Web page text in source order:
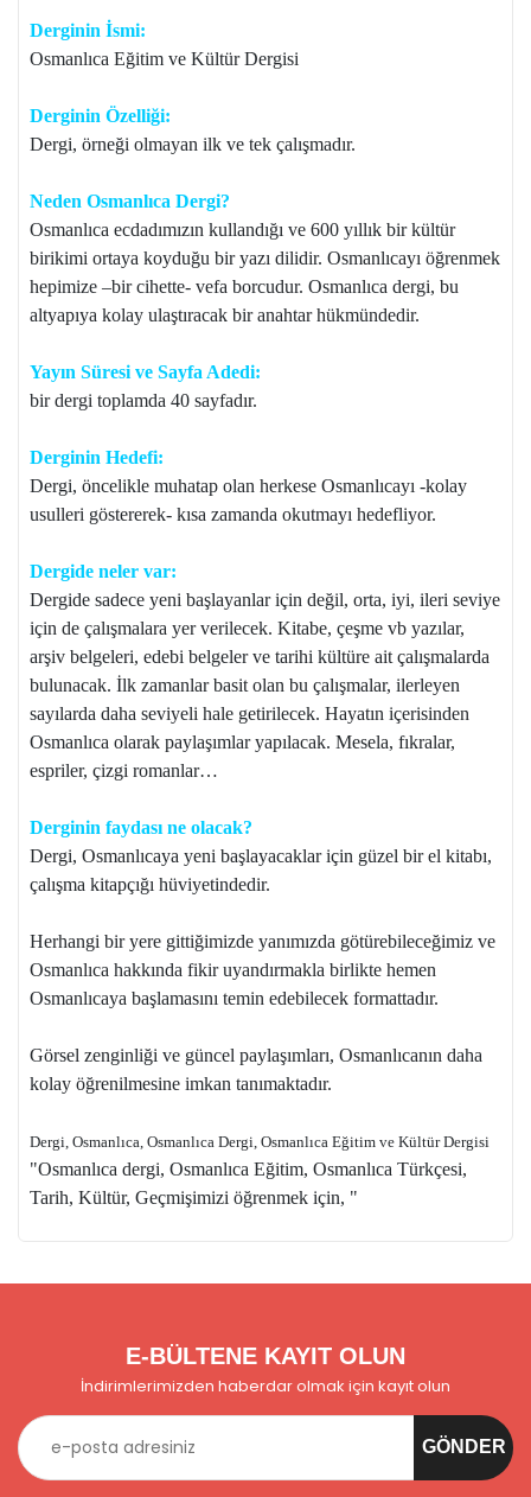
Derginin İsmi:
Osmanlıca Eğitim ve Kültür Dergisi
Derginin Özelliği:
Dergi, örneği olmayan ilk ve tek çalışmadır.
Neden Osmanlıca Dergi?
Osmanlıca ecdadımızın kullandığı ve 600 yıllık bir kültür
birikimi ortaya koyduğu bir yazı dilidir. Osmanlıcayı öğrenmek
hepimize –bir cihette- vefa borcudur. Osmanlıca dergi, bu
altyapıya kolay ulaştıracak bir anahtar hükmündedir.
Yayın Süresi ve Sayfa Adedi:
bir dergi toplamda 40 sayfadır.
Derginin Hedefi:
Dergi, öncelikle muhatap olan herkese Osmanlıcayı -kolay
usulleri göstererek- kısa zamanda okutmayı hedefliyor.
Dergide neler var:
Dergide sadece yeni başlayanlar için değil, orta, iyi, ileri seviye
için de çalışmalara yer verilecek. Kitabe, çeşme vb yazılar,
arşiv belgeleri, edebi belgeler ve tarihi kültüre ait çalışmalarda
bulunacak. İlk zamanlar basit olan bu çalışmalar, ilerleyen
sayılarda daha seviyeli hale getirilecek. Hayatın içerisinden
Osmanlıca olarak paylaşımlar yapılacak. Mesela, fıkralar,
espriler, çizgi romanlar…
Derginin faydası ne olacak?
Dergi, Osmanlıcaya yeni başlayacaklar için güzel bir el kitabı,
çalışma kitapçığı hüviyetindedir.
Herhangi bir yere gittiğimizde yanımızda götürebileceğimiz ve
Osmanlıca hakkında fikir uyandırmakla birlikte hemen
Osmanlıcaya başlamasını temin edebilecek formattadır.
Görsel zenginliği ve güncel paylaşımları, Osmanlıcanın daha
kolay öğrenilmesine imkan tanımaktadır.
Dergi, Osmanlıca, Osmanlıca Dergi, Osmanlıca Eğitim ve Kültür Dergisi
"Osmanlıca dergi, Osmanlıca Eğitim, Osmanlıca Türkçesi,
Tarih, Kültür, Geçmişimizi öğrenmek için, "
E-BÜLTENE KAYIT OLUN
İndirimlerimizden haberdar olmak için kayıt olun